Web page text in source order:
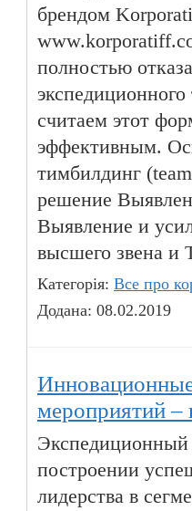
брендом
полностью
считаем этот
эффективным.
тимбилдинг
решение
Выявление и
высшего звена
Категорія: Все про
Додана: 08.02.2019
мероприятий –
построении
лидерства в